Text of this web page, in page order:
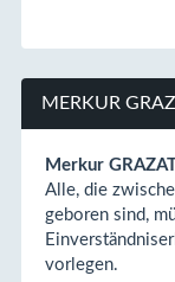
MERKUR
Merkur
Alle, die
geboren sind,
vorlegen.